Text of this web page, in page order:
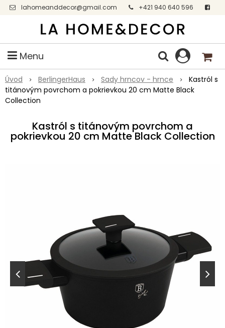
lahomeanddecor@gmail.com
+421 940 640 596
Facebook
Menu
Úvod BerlingerHaus Sady hrncov - hrnce
Kastról s
titánovým povrchom a pokrievkou 20 cm Matte Black
Collection
Kastról s titánovým povrchom a
pokrievkou 20 cm Matte Black Collection